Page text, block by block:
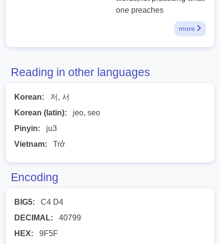
one preaches
more
Reading in other languages
Korean:
저, 서
Korean (latin):
jeo, seo
Pinyin:
ju3
Vietnam:
Trở
Encoding
BIG5:
C4 D4
DECIMAL:
40799
HEX:
9F5F